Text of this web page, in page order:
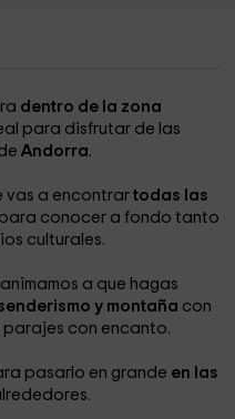
dentro de la zona
para disfrutar de las
Andorra.
vas a encontrar todas las
para conocer a fondo tanto
culturales.
a que hagas
y montaña con
parajes con encanto.
pasarlo en grande en las